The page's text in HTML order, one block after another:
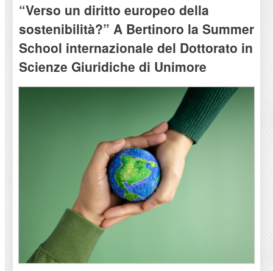
“Verso un diritto europeo della
sostenibilità?” A Bertinoro la Summer
School internazionale del Dottorato in
Scienze Giuridiche di Unimore